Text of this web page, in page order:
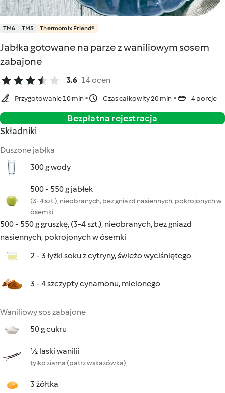
TM6 TM5 Thermomix Friend®
Jabłka gotowane na parze z waniliowym sosem
zabajone
3.6 14 ocen
Przygotowanie 10 min Czas całkowity 20 min 4 porcje
Bezpłatna rejestracja
Składniki
Duszone jabłka
300 g wody
500 - 550 g jabłek
(3-4 szt.), nieobranych, bez gniazd nasiennych, pokrojonych w
ósemki
500 - 550 g gruszkę, (3-4 szt.), nieobranych, bez gniazd
nasiennych, pokrojonych w ósemki
2 - 3 łyżki soku z cytryny, świeżo wyciśniętego
3 - 4 szczypty cynamonu, mielonego
Waniliowy sos zabajone
50 g cukru
½ laski wanilii
tylko ziarna (patrz wskazówka)
3 żółtka